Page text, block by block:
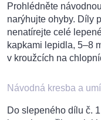
Prohlédněte
narýhujte ohyby. Díly
nenatírejte celé
kapkami lepidla, 5–8
v kroužcích na
Návodná kresba a
Do slepeného dílu č.